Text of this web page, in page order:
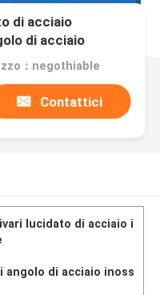
di acciaio
di acciaio
：negothiable
Contattici
lucidato di acciaio i
angolo di acciaio inoss